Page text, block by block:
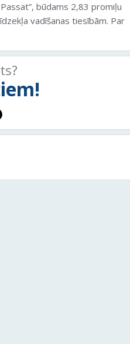
būdams 2,83 promiļu
vadīšanas tiesībām. Par